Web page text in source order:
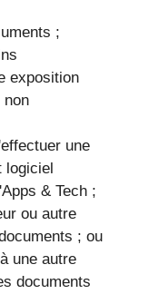
;
exposition
non
une
logiciel
& Tech ;
ou autre
; ou
une autre
documents